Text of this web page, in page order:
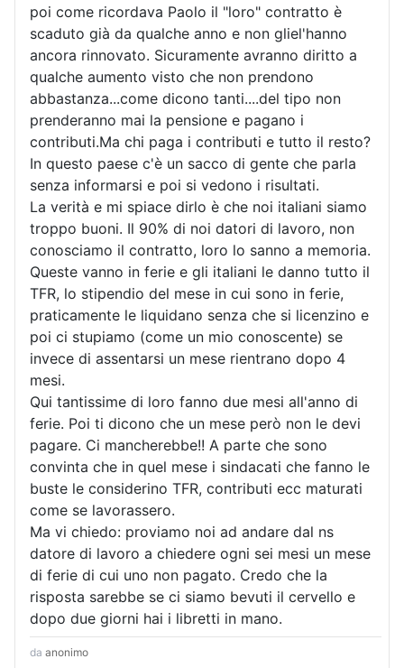
poi come ricordava Paolo il "loro" contratto è
scaduto già da qualche anno e non gliel'hanno
ancora rinnovato. Sicuramente avranno diritto a
qualche aumento visto che non prendono
abbastanza...come dicono tanti....del tipo non
prenderanno mai la pensione e pagano i
contributi.Ma chi paga i contributi e tutto il resto?
In questo paese c'è un sacco di gente che parla
senza informarsi e poi si vedono i risultati.
La verità e mi spiace dirlo è che noi italiani siamo
troppo buoni. Il 90% di noi datori di lavoro, non
conosciamo il contratto, loro lo sanno a memoria.
Queste vanno in ferie e gli italiani le danno tutto il
TFR, lo stipendio del mese in cui sono in ferie,
praticamente le liquidano senza che si licenzino e
poi ci stupiamo (come un mio conoscente) se
invece di assentarsi un mese rientrano dopo 4
mesi.
Qui tantissime di loro fanno due mesi all'anno di
ferie. Poi ti dicono che un mese però non le devi
pagare. Ci mancherebbe!! A parte che sono
convinta che in quel mese i sindacati che fanno le
buste le considerino TFR, contributi ecc maturati
come se lavorassero.
Ma vi chiedo: proviamo noi ad andare dal ns
datore di lavoro a chiedere ogni sei mesi un mese
di ferie di cui uno non pagato. Credo che la
risposta sarebbe se ci siamo bevuti il cervello e
dopo due giorni hai i libretti in mano.
da anonimo